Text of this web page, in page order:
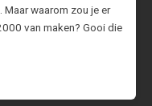
waarom zou je er
van maken? Gooi die